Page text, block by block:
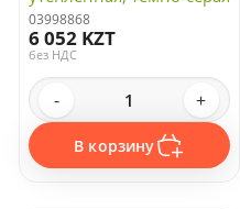
Зимние аксессуары
Флисовые куртки и кофты
Обувь
с бежевым
03998868
6 052 KZT
без НДС
- +
В корзину